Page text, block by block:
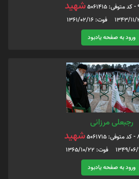
شهید
ورود به صفحه یادبود
رجبعلی مرزانی
شهید
ورود به صفحه یادبود